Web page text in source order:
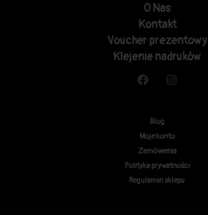
O Nas
Kontakt
Voucher prezentowy
Klejenie nadruków
Blog
Moje konto
Zamówienia
Polityka prywatności
Regulamin sklepu